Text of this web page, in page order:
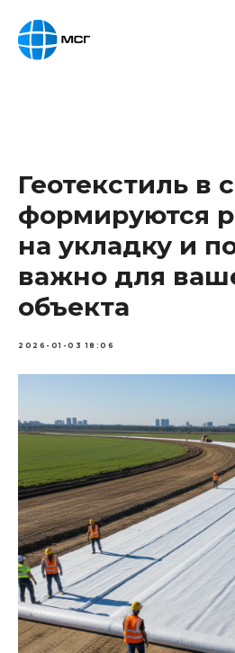
Геотекстиль в
формируются
на укладку и
важно для
объекта
2026-01-03 18:06